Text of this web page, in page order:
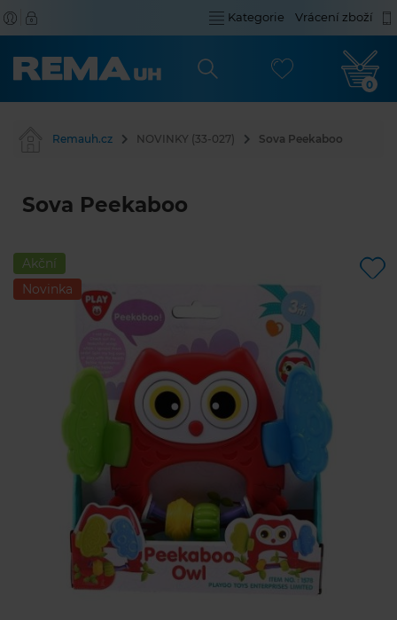
Kategorie Vrácení zboží
0
Remauh.cz NOVINKY (33-027) Sova Peekaboo
Sova Peekaboo
Akční
Novinka